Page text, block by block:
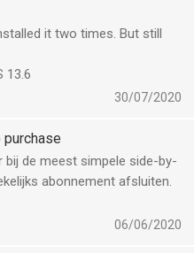
it two times. But still
13.6
30/07/2020
bij de meest simpele side-by-
abonnement afsluiten.
06/06/2020